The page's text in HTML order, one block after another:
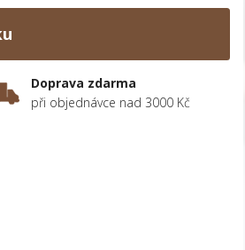
Doprava zdarma
při objednávce nad 3000 Kč